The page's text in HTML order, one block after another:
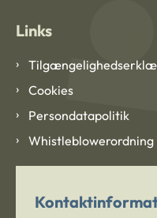
Links
Cookies
Persondatapolitik
Whistleblowerordning